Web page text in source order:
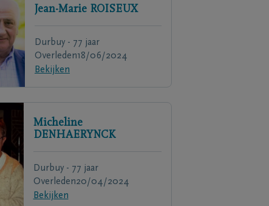
Jean-Marie ROISEUX
Durbuy - 77 jaar
Overleden18/06/2024
Bekijken
Micheline
DENHAERYNCK
Durbuy - 77 jaar
Overleden20/04/2024
Bekijken